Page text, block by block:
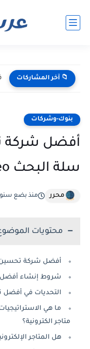
📁 آخر المشاركات
بنوك-وشركات
أفضل شركة
سلة البحث seo
محرر منذ بضع
محتويات
أفضل شركة
شروط إنشاء أفضل
التحديات في
ما هي
متاجر الكترونية؟
هل المتاجر